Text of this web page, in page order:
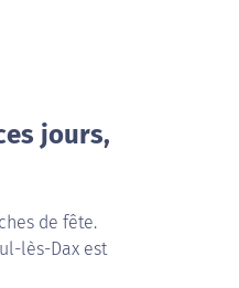
jours,
de fête.
lès-Dax est